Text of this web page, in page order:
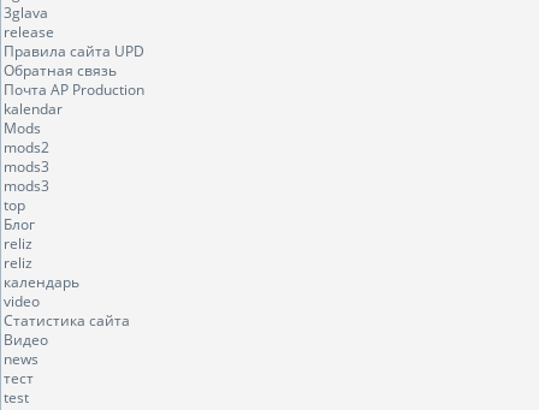
3glava
release
Правила сайта UPD
Обратная связь
Почта AP Production
kalendar
Mods
mods2
mods3
mods3
top
Блог
reliz
reliz
календарь
video
Статистика сайта
Видео
news
тест
test